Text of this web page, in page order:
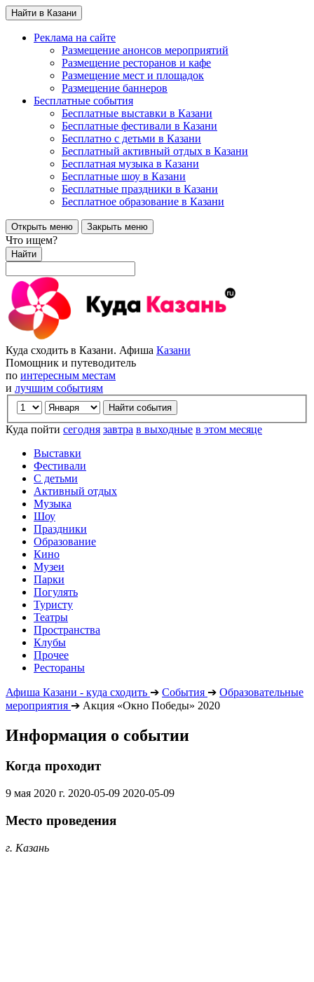
Найти в Казани
Реклама на сайте
Размещение анонсов мероприятий
Размещение ресторанов и кафе
Размещение мест и площадок
Размещение баннеров
Бесплатные события
Бесплатные выставки в Казани
Бесплатные фестивали в Казани
Бесплатно с детьми в Казани
Бесплатный активный отдых в Казани
Бесплатная музыка в Казани
Бесплатные шоу в Казани
Бесплатные праздники в Казани
Бесплатное образование в Казани
Открыть меню Закрыть меню
Что ищем?
Найти
Куда сходить в Казани. Афиша Казани
Помощник и путеводитель
по интересным местам
и лучшим событиям
Куда пойти сегодня завтра в выходные в этом месяце
Выставки
Фестивали
С детьми
Активный отдых
Музыка
Шоу
Праздники
Образование
Кино
Музеи
Парки
Погулять
Туристу
Театры
Пространства
Клубы
Прочее
Рестораны
Афиша Казани - куда сходить ➔ События ➔ Образовательные
мероприятия ➔ Акция «Окно Победы» 2020
Информация о событии
Когда проходит
9 мая 2020 г. 2020-05-09 2020-05-09
Место проведения
г. Казань